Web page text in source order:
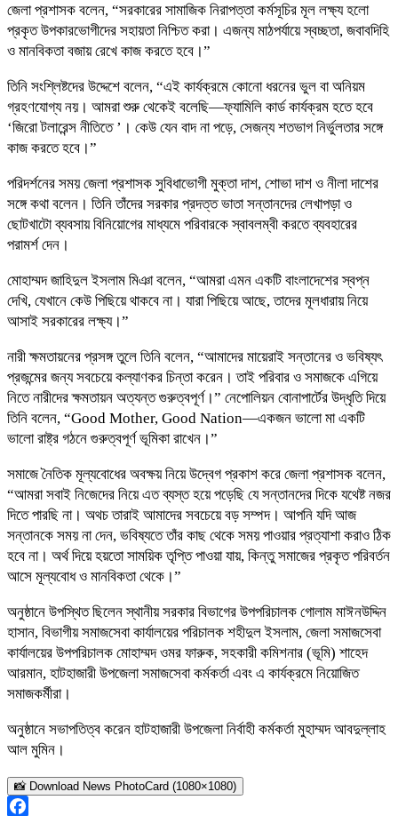
জেলা প্রশাসক বলেন, “সরকারের সামাজিক নিরাপত্তা কর্মসূচির মূল লক্ষ্য হলো
প্রকৃত উপকারভোগীদের সহায়তা নিশ্চিত করা। এজন্য মাঠপর্যায়ে স্বচ্ছতা, জবাবদিহি
ও মানবিকতা বজায় রেখে কাজ করতে হবে।”
তিনি সংশ্লিষ্টদের উদ্দেশে বলেন, “এই কার্যক্রমে কোনো ধরনের ভুল বা অনিয়ম
গ্রহণযোগ্য নয়। আমরা শুরু থেকেই বলেছি—ফ্যামিলি কার্ড কার্যক্রম হতে হবে
‘জিরো টলারেন্স নীতিতে ’। কেউ যেন বাদ না পড়ে, সেজন্য শতভাগ নির্ভুলতার সঙ্গে
কাজ করতে হবে।”
পরিদর্শনের সময় জেলা প্রশাসক সুবিধাভোগী মুক্তা দাশ, শোভা দাশ ও নীলা দাশের
সঙ্গে কথা বলেন। তিনি তাঁদের সরকার প্রদত্ত ভাতা সন্তানদের লেখাপড়া ও
ছোটখাটো ব্যবসায় বিনিয়োগের মাধ্যমে পরিবারকে স্বাবলম্বী করতে ব্যবহারের
পরামর্শ দেন।
মোহাম্মদ জাহিদুল ইসলাম মিঞা বলেন, “আমরা এমন একটি বাংলাদেশের স্বপ্ন
দেখি, যেখানে কেউ পিছিয়ে থাকবে না। যারা পিছিয়ে আছে, তাদের মূলধারায় নিয়ে
আসাই সরকারের লক্ষ্য।”
নারী ক্ষমতায়নের প্রসঙ্গ তুলে তিনি বলেন, “আমাদের মায়েরাই সন্তানের ও ভবিষ্যৎ
প্রজন্মের জন্য সবচেয়ে কল্যাণকর চিন্তা করেন। তাই পরিবার ও সমাজকে এগিয়ে
নিতে নারীদের ক্ষমতায়ন অত্যন্ত গুরুত্বপূর্ণ।” নেপোলিয়ন বোনাপার্টের উদ্ধৃতি দিয়ে
তিনি বলেন, “Good Mother, Good Nation—একজন ভালো মা একটি
ভালো রাষ্ট্র গঠনে গুরুত্বপূর্ণ ভূমিকা রাখেন।”
সমাজে নৈতিক মূল্যবোধের অবক্ষয় নিয়ে উদ্বেগ প্রকাশ করে জেলা প্রশাসক বলেন,
“আমরা সবাই নিজেদের নিয়ে এত ব্যস্ত হয়ে পড়েছি যে সন্তানদের দিকে যথেষ্ট নজর
দিতে পারছি না। অথচ তারাই আমাদের সবচেয়ে বড় সম্পদ। আপনি যদি আজ
সন্তানকে সময় না দেন, ভবিষ্যতে তাঁর কাছ থেকে সময় পাওয়ার প্রত্যাশা করাও ঠিক
হবে না। অর্থ দিয়ে হয়তো সাময়িক তৃপ্তি পাওয়া যায়, কিন্তু সমাজের প্রকৃত পরিবর্তন
আসে মূল্যবোধ ও মানবিকতা থেকে।”
অনুষ্ঠানে উপস্থিত ছিলেন স্থানীয় সরকার বিভাগের উপপরিচালক গোলাম মাঈনউদ্দিন
হাসান, বিভাগীয় সমাজসেবা কার্যালয়ের পরিচালক শহীদুল ইসলাম, জেলা সমাজসেবা
কার্যালয়ের উপপরিচালক মোহাম্মদ ওমর ফারুক, সহকারী কমিশনার (ভূমি) শাহেদ
আরমান, হাটহাজারী উপজেলা সমাজসেবা কর্মকর্তা এবং এ কার্যক্রমে নিয়োজিত
সমাজকর্মীরা।
অনুষ্ঠানে সভাপতিত্ব করেন হাটহাজারী উপজেলা নির্বাহী কর্মকর্তা মুহাম্মদ আবদুল্লাহ
আল মুমিন।
📸 Download News PhotoCard (1080×1080)